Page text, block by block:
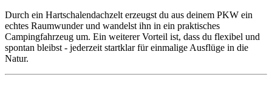
Durch ein Hartschalendachzelt erzeugst du aus deinem PKW ein
echtes Raumwunder und wandelst ihn in ein praktisches
Campingfahrzeug um. Ein weiterer Vorteil ist, dass du flexibel und
spontan bleibst - jederzeit startklar für einmalige Ausflüge in die
Natur.